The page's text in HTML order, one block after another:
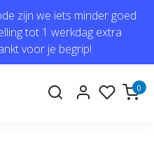
zijn we iets minder goed
tot 1 werkdag extra
voor je begrip!
0